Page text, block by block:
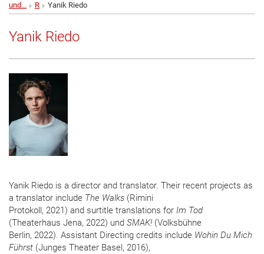
und...
R Yanik Riedo
Yanik Riedo
Yanik Riedo is a director and translator. Their recent projects as
a translator include The Walks (Rimini
Protokoll, 2021) and surtitle translations for Im Tod
(Theaterhaus Jena, 2022) und SMAK! (Volksbühne
Berlin, 2022). Assistant Directing credits include Wohin Du Mich
Führst (Junges Theater Basel, 2016),